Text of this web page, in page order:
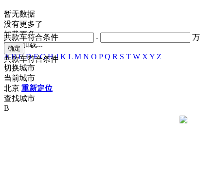
- 万
共款车符合条件
共款车符合条件
暂无数据
没有更多了
加载更多
正在加载...
A B C D F G H J K L M N O P Q R S T W X Y Z
切换城市
当前城市
北京 重新定位
查找城市
B